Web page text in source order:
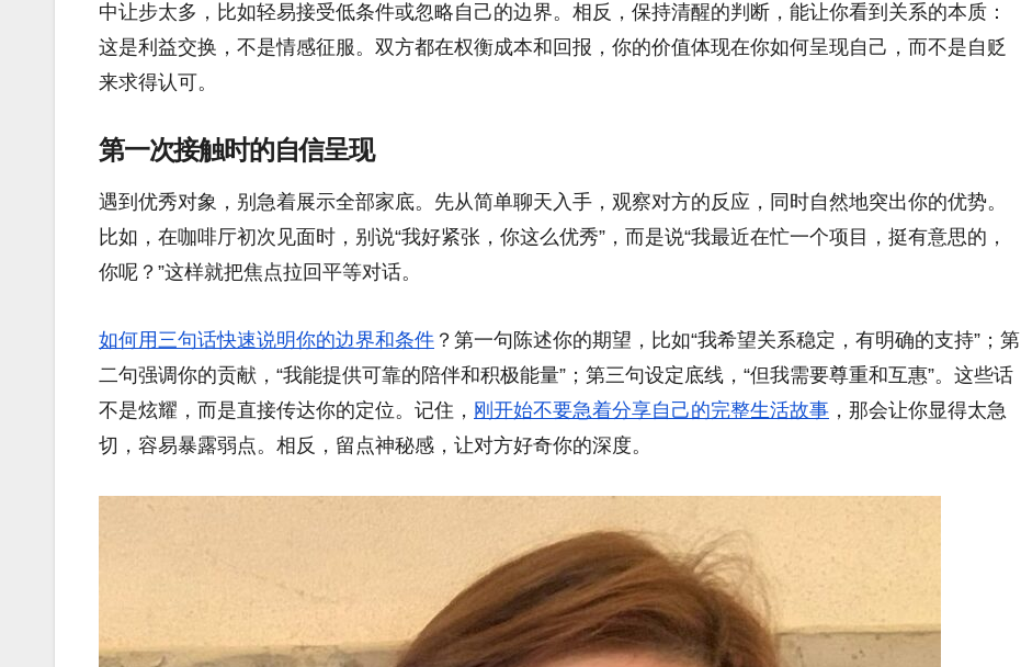
中让步太多，比如轻易接受低条件或忽略自己的边界。相反，保持清醒的判断，能让你看到关系的本质：
这是利益交换，不是情感征服。双方都在权衡成本和回报，你的价值体现在你如何呈现自己，而不是自贬
来求得认可。
第一次接触时的自信呈现
遇到优秀对象，别急着展示全部家底。先从简单聊天入手，观察对方的反应，同时自然地突出你的优势。
比如，在咖啡厅初次见面时，别说“我好紧张，你这么优秀”，而是说“我最近在忙一个项目，挺有意思的，
你呢？”这样就把焦点拉回平等对话。
如何用三句话快速说明你的边界和条件 ？第一句陈述你的期望，比如“我希望关系稳定，有明确的支持”；第
二句强调你的贡献，“我能提供可靠的陪伴和积极能量”；第三句设定底线，“但我需要尊重和互惠”。这些话
不是炫耀，而是直接传达你的定位。记住， 刚开始不要急着分享自己的完整生活故事 ，那会让你显得太急
切，容易暴露弱点。相反，留点神秘感，让对方好奇你的深度。